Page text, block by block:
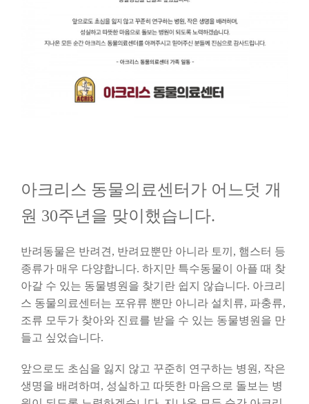
아크리스 동물의료센터가 어느덧 개
원 30주년을 맞이했습니다.
반려동물은 반려견, 반려묘뿐만 아니라 토끼, 햄스터 등
종류가 매우 다양합니다. 하지만 특수동물이 아플 때 찾
아갈 수 있는 동물병원을 찾기란 쉽지 않습니다. 아크리
스 동물의료센터는 포유류 뿐만 아니라 설치류, 파충류,
조류 모두가 찾아와 진료를 받을 수 있는 동물병원을 만
들고 싶었습니다.
앞으로도 초심을 잃지 않고 꾸준히 연구하는 병원, 작은
생명을 배려하며, 성실하고 따뜻한 마음으로 돌보는 병